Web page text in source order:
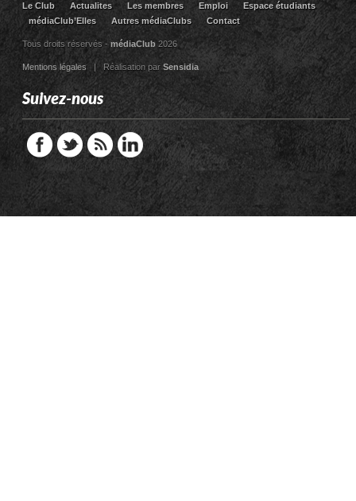
Le Club Actualites Les membres Emploi
Espace étudiants
médiaClub’Elles
Autres médiaClubs Contact
Tous droits réservés - médiaClub2026
Mentions légales| Réalisation par Sensidia
Suivez-nous